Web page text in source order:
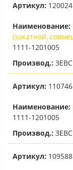
Артикул: 120024
Наименование:
(закатной,
1111-1201005
Производ.: ЗЕВС
Артикул: 110746
Наименование:
1111-1201005
Производ.: ЗЕВС
Артикул: 109588